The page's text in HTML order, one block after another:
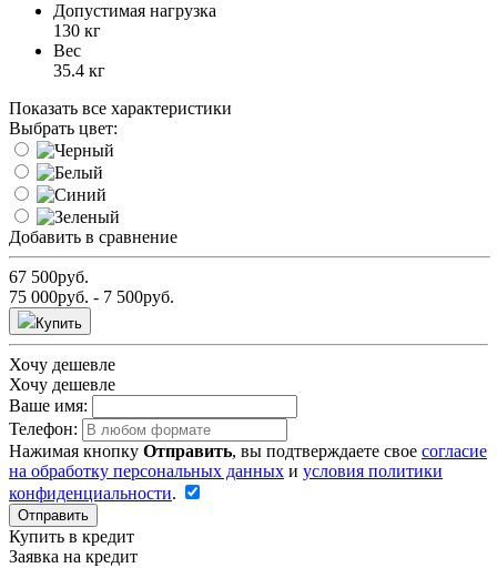
Допустимая нагрузка
130 кг
Вес
35.4 кг
Показать все характеристики
Выбрать цвет:
Добавить в сравнение
67 500руб.
75 000руб. - 7 500руб.
Купить
Хочу дешевле
Хочу дешевле
Ваше имя:
Телефон:
Нажимая кнопку Отправить, вы подтверждаете свое согласие
на обработку персональных данных и условия политики
конфиденциальности.
Отправить
Купить в кредит
Заявка на кредит